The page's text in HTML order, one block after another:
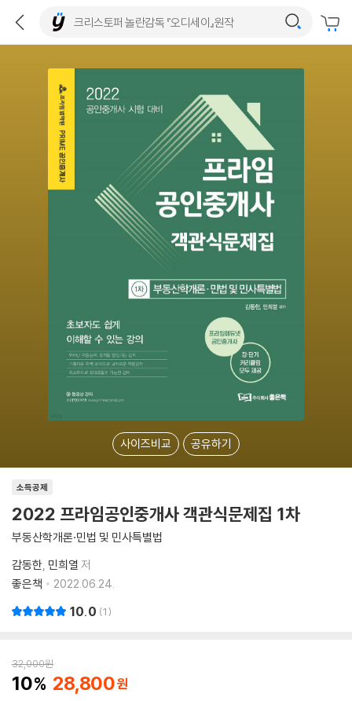
사이즈비교 공유하기
소득공제
2022 프라임공인중개사 객관식문제집 1차
부동산학개론·민법 및 민사특별법
감동한 민희열 저
좋은책
2022.06.24.
10.0 1
32,000원
10 28,800